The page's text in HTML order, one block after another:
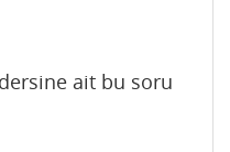
ait bu soru